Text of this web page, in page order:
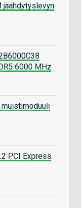
jäähdytyslevyn
6000 MHz
muistimoduuli
PCI Express